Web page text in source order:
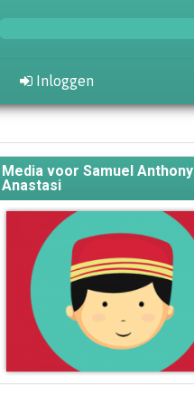
Inloggen
Media voor Samuel Anthony
Anastasi